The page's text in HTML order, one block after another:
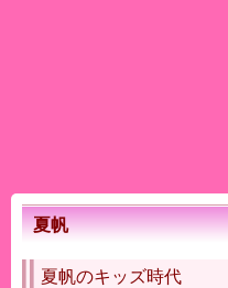
夏帆
夏帆のキッズ時代